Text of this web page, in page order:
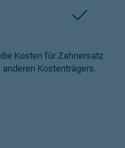
Kosten für Zahnersatz
Kostenträgers.